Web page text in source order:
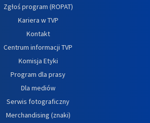
Zgłoś program (ROPAT)
Kariera w TVP
Kontakt
Centrum informacji TVP
Komisja Etyki
Program dla prasy
Dla mediów
Serwis fotograficzny
Merchandising (znaki)